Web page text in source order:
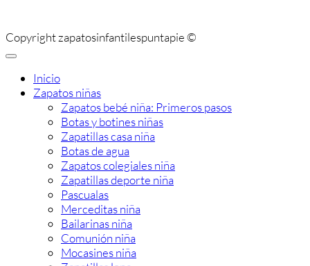
Copyright zapatosinfantilespuntapie ©
Inicio
Zapatos niñas
Zapatos bebé niña: Primeros pasos
Botas y botines niñas
Zapatillas casa niña
Botas de agua
Zapatos colegiales niña
Zapatillas deporte niña
Pascualas
Merceditas niña
Bailarinas niña
Comunión niña
Mocasines niña